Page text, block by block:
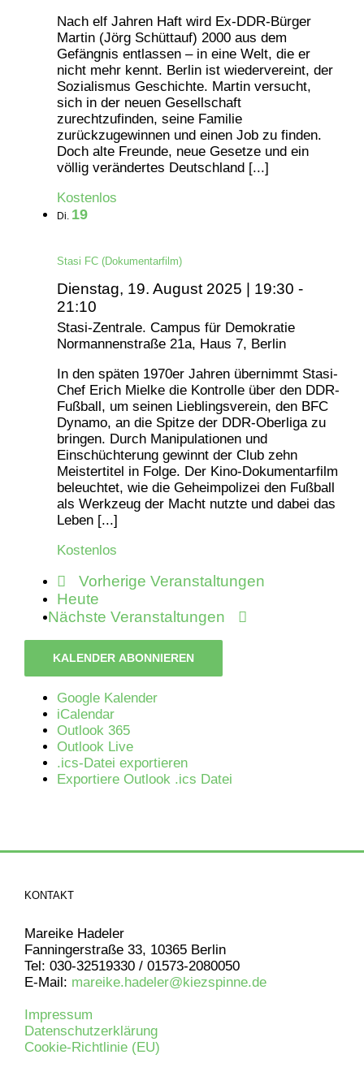
Nach elf Jahren Haft wird Ex-DDR-Bürger
Martin (Jörg Schüttauf) 2000 aus dem
Gefängnis entlassen – in eine Welt, die er
nicht mehr kennt. Berlin ist wiedervereint, der
Sozialismus Geschichte. Martin versucht,
sich in der neuen Gesellschaft
zurechtzufinden, seine Familie
zurückzugewinnen und einen Job zu finden.
Doch alte Freunde, neue Gesetze und ein
völlig verändertes Deutschland [...]
Kostenlos
Di. 19
Stasi FC (Dokumentarfilm)
Dienstag, 19. August 2025 | 19:30 -
21:10
Stasi-Zentrale. Campus für Demokratie
Normannenstraße 21a, Haus 7, Berlin
In den späten 1970er Jahren übernimmt Stasi-
Chef Erich Mielke die Kontrolle über den DDR-
Fußball, um seinen Lieblingsverein, den BFC
Dynamo, an die Spitze der DDR-Oberliga zu
bringen. Durch Manipulationen und
Einschüchterung gewinnt der Club zehn
Meistertitel in Folge. Der Kino-Dokumentarfilm
beleuchtet, wie die Geheimpolizei den Fußball
als Werkzeug der Macht nutzte und dabei das
Leben [...]
Kostenlos
VorherigeVeranstaltungen
Heute
Nächste Veranstaltungen
KALENDER ABONNIEREN
Google Kalender
iCalendar
Outlook 365
Outlook Live
.ics-Datei exportieren
Exportiere Outlook .ics Datei
KONTAKT
Mareike Hadeler
Fanningerstraße 33, 10365 Berlin
Tel: 030-32519330 / 01573-2080050
E-Mail: mareike.hadeler@kiezspinne.de
Impressum
Datenschutzerklärung
Cookie-Richtlinie (EU)